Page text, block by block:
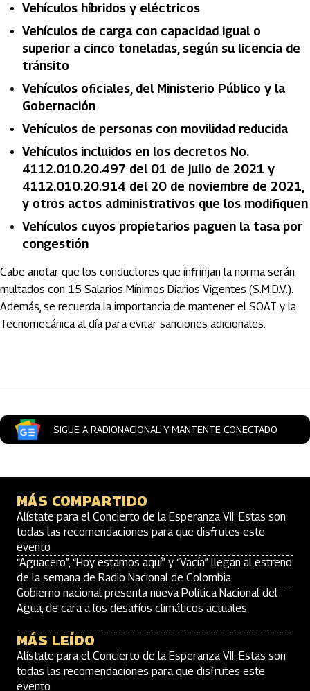
Vehículos híbridos y eléctricos
Vehículos de carga con capacidad igual o
superior a cinco toneladas, según su licencia de
tránsito
Vehículos oficiales, del Ministerio Público y la
Gobernación
Vehículos de personas con movilidad reducida
Vehículos incluidos en los decretos No.
4112.010.20.497 del 01 de julio de 2021 y
4112.010.20.914 del 20 de noviembre de 2021,
y otros actos administrativos que los modifiquen
Vehículos cuyos propietarios paguen la tasa por
congestión
Cabe anotar que los conductores que infrinjan la norma serán
multados con 15 Salarios Mínimos Diarios Vigentes (S.M.D.V.).
Además, se recuerda la importancia de mantener el SOAT y la
Tecnomecánica al día para evitar sanciones adicionales.
SIGUE A RADIONACIONAL Y MANTENTE CONECTADO
MÁS COMPARTIDO
Alístate para el Concierto de la Esperanza VII: Estas son
todas las recomendaciones para que disfrutes este
evento
“Aguacero”, “Hoy estamos aquí” y “Vacía” llegan al estreno
de la semana de Radio Nacional de Colombia
Gobierno nacional presenta nueva Política Nacional del
Agua, de cara a los desafíos climáticos actuales
MÁS LEÍDO
Alístate para el Concierto de la Esperanza VII: Estas son
todas las recomendaciones para que disfrutes este
evento